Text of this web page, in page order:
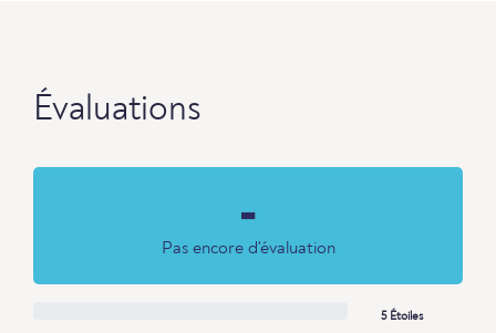
Évaluations
-
Pas encore d'évaluation
5 Étoiles